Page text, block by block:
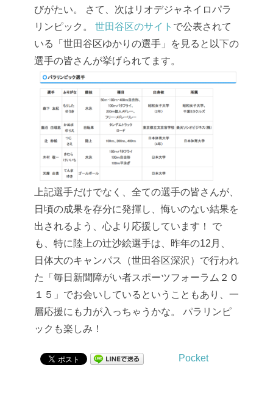
びがたい。
さて、次はリオデジャネイロパラ
リンピック。
世田谷区のサイト で公表されて
いる「世田谷区ゆかりの選手」を見ると以下の
選手の皆さんが挙げられてます。
上記選手だけでなく、全ての選手の皆さんが、
日頃の成果を存分に発揮し、悔いのない結果を
出されるよう、心より応援しています！
で
も、特に陸上の辻沙絵選手は、昨年の12月、
日体大のキャンパス（世田谷区深沢）で行われ
た「毎日新聞障がい者スポーツフォーラム２０
１５」でお会いしているということもあり、一
層応援にも力が入っちゃうかな。
パラリンピ
ックも楽しみ！
Pocket